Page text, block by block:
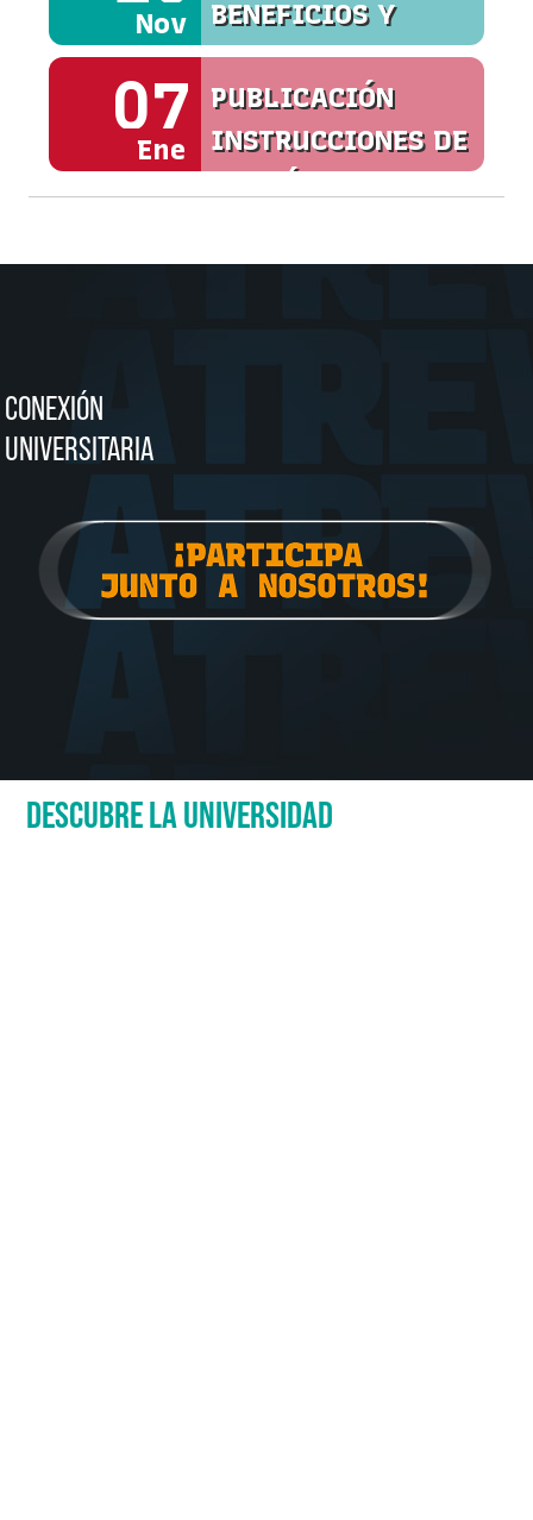
Nov
BENEFICIOS Y
SERVICIOS
07
Ene
PUBLICACIÓN
INSTRUCCIONES DE
MATRÍCULA
CONEXIÓN
UNIVERSITARIA
DESCUBRE LA UNIVERSIDAD